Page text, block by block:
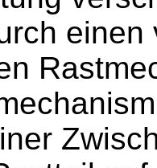
einen